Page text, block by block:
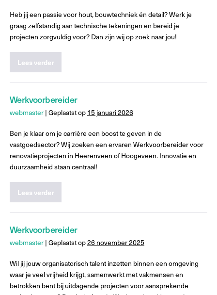
Heb jij een passie voor hout, bouwtechniek én detail? Werk je
graag zelfstandig aan technische tekeningen en bereid je
projecten zorgvuldig voor? Dan zijn wij op zoek naar jou!
Lees verder
Werkvoorbereider
webmaster | Geplaatst op 15 januari 2026
Ben je klaar om je carrière een boost te geven in de
vastgoedsector? Wij zoeken een ervaren Werkvoorbereider voor
renovatieprojecten in Heerenveen of Hoogeveen. Innovatie en
duurzaamheid staan centraal!
Lees verder
Werkvoorbereider
webmaster | Geplaatst op26 november 2025
Wil jij jouw organisatorisch talent inzetten binnen een omgeving
waar je veel vrijheid krijgt, samenwerkt met vakmensen en
betrokken bent bij uitdagende projecten voor aansprekende